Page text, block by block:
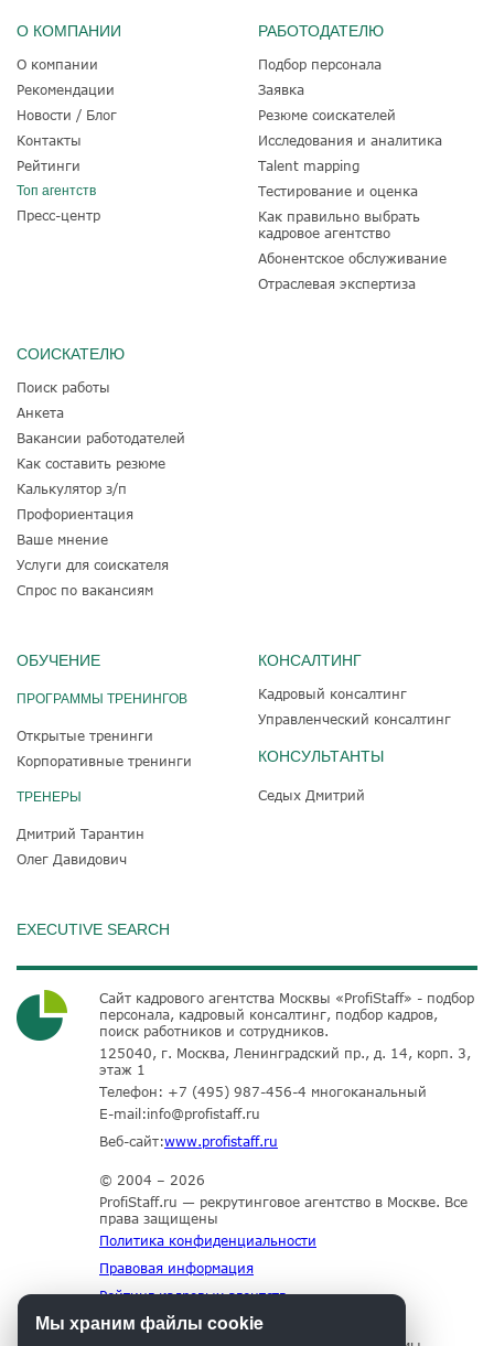
О КОМПАНИИ
О компании
Рекомендации
Новости / Блог
Контакты
Рейтинги
Топ агентств
Пресс-центр
РАБОТОДАТЕЛЮ
Подбор персонала
Заявка
Резюме соискателей
Исследования и аналитика
Talent mapping
Тестирование и оценка
Как правильно выбрать
кадровое агентство
Абонентское обслуживание
Отраслевая экспертиза
СОИСКАТЕЛЮ
Поиск работы
Анкета
Вакансии работодателей
Как составить резюме
Калькулятор з/п
Профориентация
Ваше мнение
Услуги для соискателя
Спрос по вакансиям
ОБУЧЕНИЕ
ПРОГРАММЫ ТРЕНИНГОВ
Открытые тренинги
Корпоративные тренинги
ТРЕНЕРЫ
Дмитрий Тарантин
Олег Давидович
КОНСАЛТИНГ
Кадровый консалтинг
Управленческий консалтинг
КОНСУЛЬТАНТЫ
Седых Дмитрий
EXECUTIVE SEARCH
Сайт кадрового агентства Москвы «ProfiStaff» - подбор
персонала, кадровый консалтинг, подбор кадров,
поиск работников и сотрудников.
125040, г. Москва, Ленинградский пр., д. 14, корп. 3,
этаж 1
Телефон: +7 (495) 987-456-4 многоканальный
E-mail:info@profistaff.ru
Веб-сайт:www.profistaff.ru
© 2004 – 2026
ProfiStaff.ru — рекрутинговое агентство в Москве. Все
права защищены
Политика конфиденциальности
Правовая информация
Рейтинг кадровых агентств
Мы храним файлы cookie